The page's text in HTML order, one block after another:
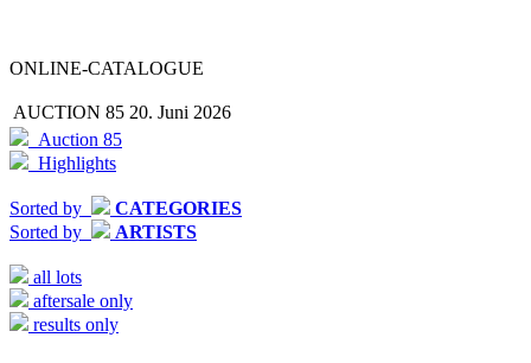
ONLINE-CATALOGUE
AUCTION 85 20. Juni 2026
Auction 85
Highlights
Sorted by
CATEGORIES
Sorted by
ARTISTS
all lots
aftersale only
results only